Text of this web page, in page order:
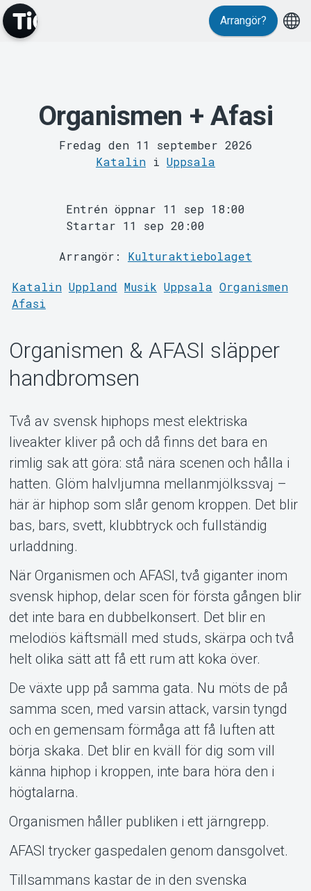
Evenemang
MyTickster
Om Tickster
Arrangör?
Organismen + Afasi
Fredag den 11 september 2026
Katalin i Uppsala
Entrén öppnar 11 sep 18:00
Startar 11 sep 20:00
Arrangör: Kulturaktiebolaget
Katalin Uppland Musik Uppsala Organismen
Afasi
Organismen & AFASI släpper
handbromsen
Två av svensk hiphops mest elektriska
liveakter kliver på och då finns det bara en
rimlig sak att göra: stå nära scenen och hålla i
hatten. Glöm halvljumna mellanmjölkssvaj –
här är hiphop som slår genom kroppen. Det blir
bas, bars, svett, klubbtryck och fullständig
urladdning.
När Organismen och AFASI, två giganter inom
svensk hiphop, delar scen för första gången blir
det inte bara en dubbelkonsert. Det blir en
melodiös käftsmäll med studs, skärpa och två
helt olika sätt att få ett rum att koka över.
De växte upp på samma gata. Nu möts de på
samma scen, med varsin attack, varsin tyngd
och en gemensam förmåga att få luften att
börja skaka. Det blir en kväll för dig som vill
känna hiphop i kroppen, inte bara höra den i
högtalarna.
Organismen håller publiken i ett järngrepp.
AFASI trycker gaspedalen genom dansgolvet.
Tillsammans kastar de in den svenska